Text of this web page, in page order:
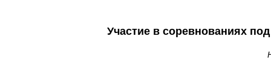
Участие в соревнованиях